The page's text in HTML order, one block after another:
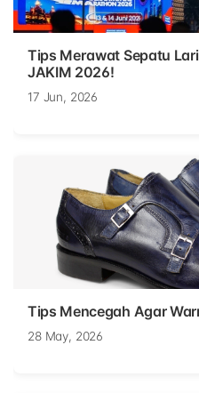
Tips Merawat Sepatu
JAKIM 2026!
17 Jun, 2026
Tips Mencegah Agar
28 May, 2026